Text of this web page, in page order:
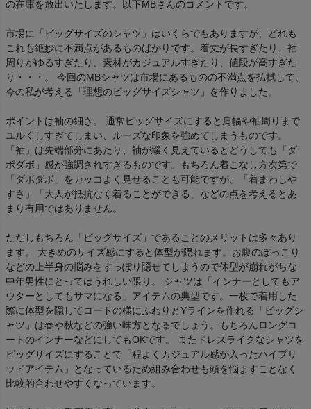
の在庫を放出いたします。以下MBさんのコメントです。
市場に「ビッグサイズのシャツ」はいくらでもありますが、どれも
これも絶妙に不満点があるものばかりです。着丈が長すぎたり、袖
周りがゆるすぎたり、素材がカジュアルすぎたり、値段が高すぎた
り・・・。 今回のMBシャツは市場にあるものの不満点を払拭して、
今の私が考える「理想のビッグサイズシャツ」を作りました。
ポイントは袖の細さ。 通常ビッグサイズにすると肩幅や袖周りまで
ユルくしすぎてしまい、ルーズな印象を強めてしまうものです。
「袖」は先端部分にあたり、袖が緩く見えているとどうしても「ダ
ボダボ」感が強調されすぎるものです。もちろん着こなし方次第で
「ダボダボ」をカッコよく見せることも可能ですが、「着まわしや
すさ」「大人が抵抗なく着ることができる」などの点を考えるとあ
まり有用ではありません。
ただしもちろん「ビッグサイズ」であることのメリットは多々あり
ます。 大きめのサイズ感にすると体型が隠れます。お腹のぽっこり
などの上半身の悩みをすっぽり隠せてしまうので体型が崩れがちな
中年男性にとってはうれしい限り。 シャツは「インナーとしてもア
ウターとしてもサマになる」アイテムの典型です。一枚で着用した
際に体型を隠してコートの様にふわりとYラインを作れる「ビッグシ
ャツ」は春や秋などの強い味方となるでしょう。もちろんロングコ
ートのインナーなどにしてもOKです。 またドレスライクなシャツを
ビッグサイズにすることで「程よくカジュアル感が入ったハイブリ
ッドアイテム」となっているため組み合わせも頭を悩ますことなく
比較的合わせやすくなっています。